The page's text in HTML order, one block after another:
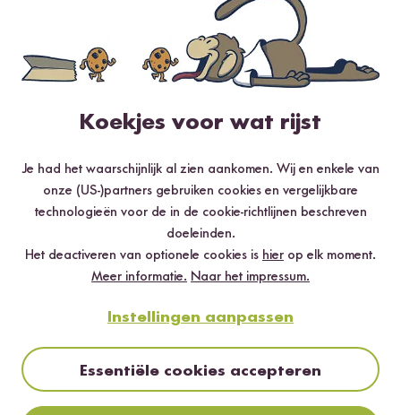
Halveer de avocado, verwijder de pit, schil en snijd in dunne
plakjes. Wikkel het sushimatje in met huishoudfolie. Leg de nori
Verdeel de sushirijst gelijkmatig, laat aan de bovenkant
Beleg met avocado, roomkaas en rucola en rol voorzichtig op
met behulp van het matje. Snijd in sushi stukken met een vochtig
mes.
Koekjes voor wat rijst
Je had het waarschijnlijk al zien aankomen. Wij en enkele van
onze (US-)partners gebruiken cookies en vergelijkbare
technologieën voor de in de cookie-richtlijnen beschreven
doeleinden.
Het deactiveren van optionele cookies is hier op elk moment.
Meer informatie. Naar het impressum.
Instellingen aanpassen
Essentiële cookies accepteren